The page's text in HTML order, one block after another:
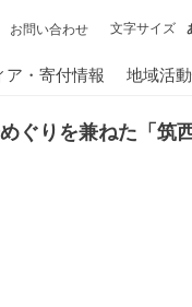
お問い合わせ 文字サイズ
ア・寄付情報 地域活
ぐりを兼ねた「筑